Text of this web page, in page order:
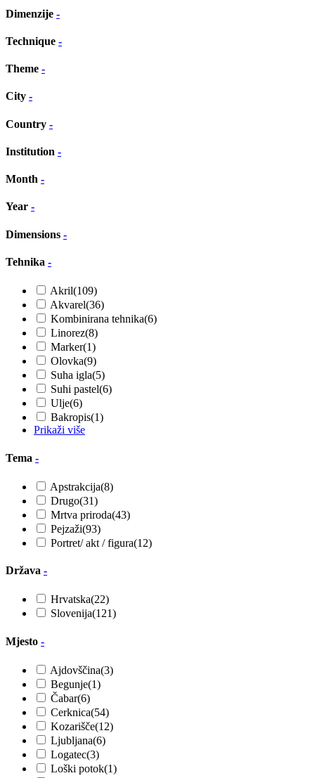
Dimenzije -
Technique -
Theme -
City -
Country -
Institution -
Month -
Year -
Dimensions -
Tehnika -
Akril(109)
Akvarel(36)
Kombinirana tehnika(6)
Linorez(8)
Marker(1)
Olovka(9)
Suha igla(5)
Suhi pastel(6)
Ulje(6)
Bakropis(1)
Prikaži više
Tema -
Apstrakcija(8)
Drugo(31)
Mrtva priroda(43)
Pejzaži(93)
Portret/ akt / figura(12)
Država -
Hrvatska(22)
Slovenija(121)
Mjesto -
Ajdovščina(3)
Begunje(1)
Čabar(6)
Cerknica(54)
Kozarišče(12)
Ljubljana(6)
Logatec(3)
Loški potok(1)